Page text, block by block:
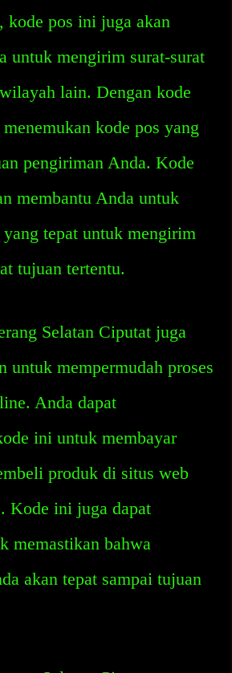
kode pos ini juga akan
untuk mengirim surat-surat
lain. Dengan kode
kode pos yang
pengiriman Anda. Kode
membantu Anda untuk
tepat untuk mengirim
tujuan tertentu.
Selatan Ciputat juga
untuk mempermudah proses
Anda dapat
ini untuk membayar
produk di situs web
Kode ini juga dapat
memastikan bahwa
akan tepat sampai tujuan